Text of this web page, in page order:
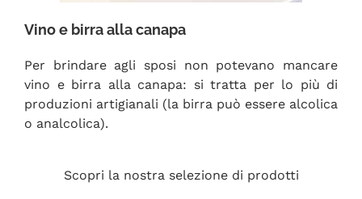
Vino e birra alla canapa
Per brindare agli sposi non potevano mancare
vino e birra alla canapa: si tratta per lo più di
produzioni artigianali (la birra può essere alcolica
o analcolica).
Scopri la nostra selezione di prodotti